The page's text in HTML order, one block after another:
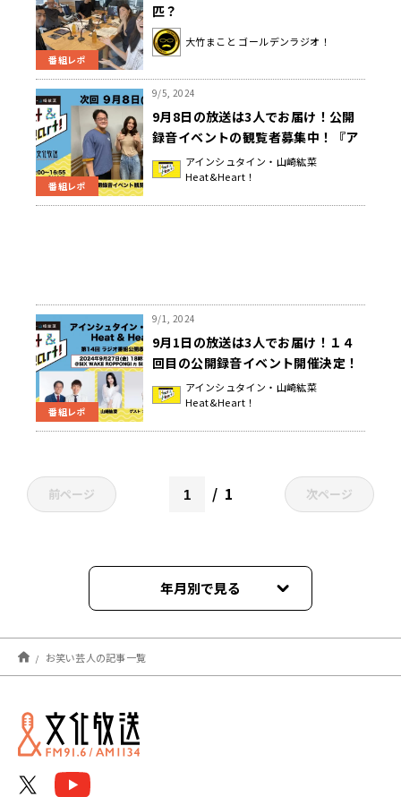
番組レポ
匹？
大竹まこと ゴールデンラジオ！
番組レポ
9/5, 2024
9月8日の放送は3人でお届け！公開
録音イベントの観覧者募集中！『ア
インシュタイン・山崎紘菜
Heat&Heart!』
アインシュタイン・山崎紘菜
Heat&Heart！
番組レポ
9/1, 2024
9月1日の放送は3人でお届け！１４
回目の公開録音イベント開催決定！
『アインシュタイン・山崎紘菜
Heat&Heart!』
アインシュタイン・山崎紘菜
Heat&Heart！
前ページ 1 次ページ
年月別で見る
2026年07月
2026年06月
2026年05月
お笑い芸人の記事一覧